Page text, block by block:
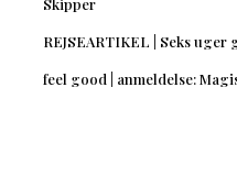
Skipper
REJSEARTIKEL | Seks uger
feel good | anmeldelse: